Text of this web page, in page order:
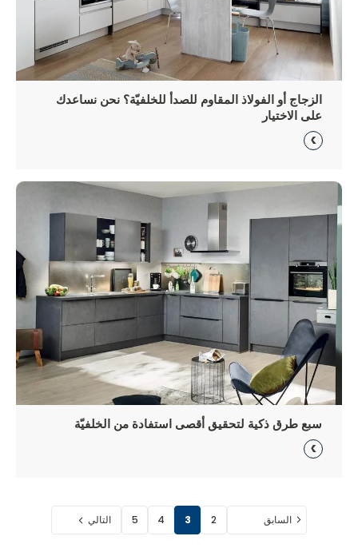
الزجاج أو الفولاذ المقاوم للصدأ للخلفيّة؟ نحن نساعدك
على الاختيار
سبع طرق ذكية لتحقيق أقصى استفادة من الخلفيّة
السابق 2
3
4
5 التالي